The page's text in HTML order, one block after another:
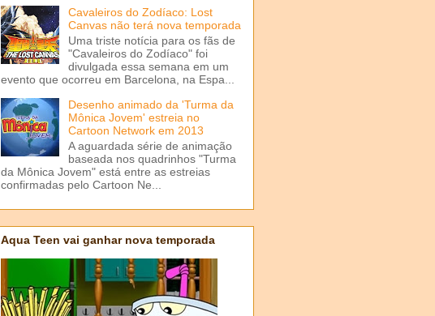
Cavaleiros do Zodíaco: Lost
Canvas não terá nova temporada
Uma triste notícia para os fãs de
"Cavaleiros do Zodíaco" foi
divulgada essa semana em um
evento que ocorreu em Barcelona, na Espa...
Desenho animado da 'Turma da
Mônica Jovem' estreia no
Cartoon Network em 2013
A aguardada série de animação
baseada nos quadrinhos "Turma
da Mônica Jovem" está entre as estreias
confirmadas pelo Cartoon Ne...
Aqua Teen vai ganhar nova temporada